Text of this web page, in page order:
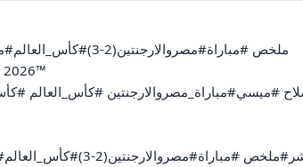
مصروالارجنتين الان